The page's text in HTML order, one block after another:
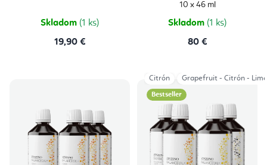
Skladom (1 ks)
19,90 €
10 x 46 ml
Skladom (1 ks)
80 €
Bestseller
Citrón Grapefruit - Citrón -